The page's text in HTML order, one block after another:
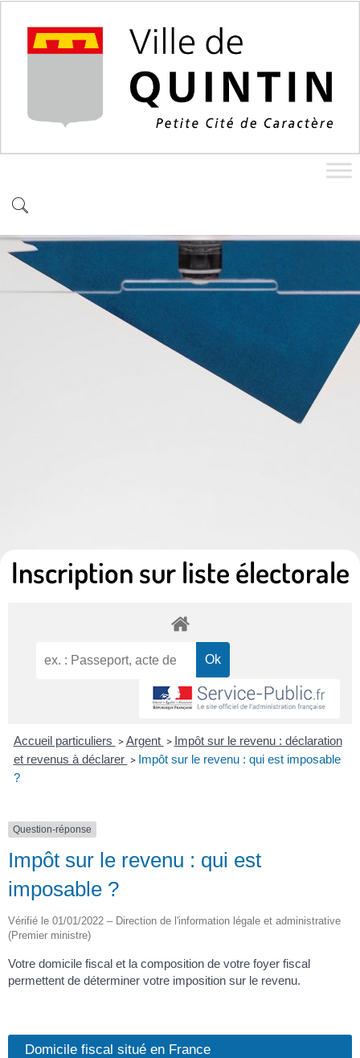
Inscription sur liste électorale
Accueil particuliers > Argent > Impôt sur le revenu : déclaration
et revenus à déclarer > Impôt sur le revenu : qui est imposable
?
Question-réponse
Impôt sur le revenu : qui est
imposable ?
Vérifié le 01/01/2022 – Direction de l'information légale et administrative
(Premier ministre)
Votre domicile fiscal et la composition de votre foyer fiscal
permettent de déterminer votre imposition sur le revenu.
Domicile fiscal situé en France